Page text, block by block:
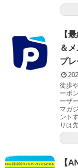
【
＆
プ
徒歩
ーポ
ーザ
マガ
ント
りは
【